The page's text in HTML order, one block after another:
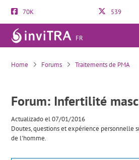
70K 539
FR
Infertilité
Home Forums Traitements de PMA
Forum: Infertilité
Actualizado el 07/01/2016
Doutes, questions et expérience personnelle
de l'homme.